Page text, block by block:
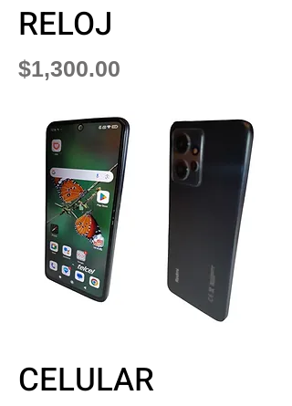
RELOJ
Precio
$1,300.00
CELULAR